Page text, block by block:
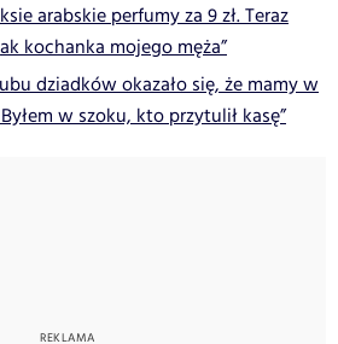
arabskie perfumy za 9 zł. Teraz
kochanka mojego męża”
dziadków okazało się, że mamy w
w szoku, kto przytulił kasę”